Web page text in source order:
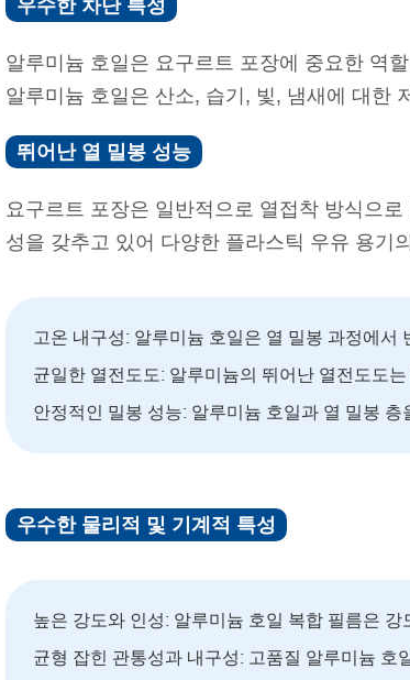
우수한 차단 특성
알루미늄 호일은 요구르트 포장에 중요한 역
알루미늄 호일은 산소, 습기, 빛, 냄새에 대한
뛰어난 열 밀봉 성능
요구르트 포장은 일반적으로 열접착 방식으
성을 갖추고 있어 다양한 플라스틱 우유 용기
고온 내구성: 알루미늄 호일은 열 밀봉 과정에서
균일한 열전도도: 알루미늄의 뛰어난 열전도도
안정적인 밀봉 성능: 알루미늄 호일과 열 밀봉
우수한 물리적 및 기계적 특성
높은 강도와 인성: 알루미늄 호일 복합 필름은
균형 잡힌 관통성과 내구성: 고품질 알루미늄 호